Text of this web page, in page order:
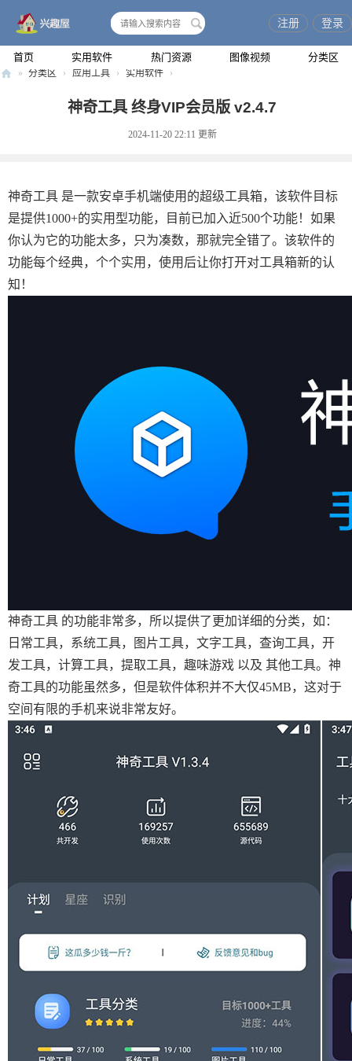
首页 实用软件 热门资源 图像视频 分类区
注册 登录
» 分类区 › 应用工具 › 实用软件 ›
神奇工具 终身VIP会员版 v2.4.7
2024-11-20 22:11 更新
神奇工具 是一款安卓手机端使用的超级工具箱，该软件目标
是提供1000+的实用型功能，目前已加入近500个功能！如果
你认为它的功能太多，只为凑数，那就完全错了。该软件的
功能每个经典，个个实用，使用后让你打开对工具箱新的认
知！
神奇工具 的功能非常多，所以提供了更加详细的分类，如：
日常工具，系统工具，图片工具，文字工具，查询工具，开
发工具，计算工具，提取工具，趣味游戏 以及 其他工具。神
奇工具的功能虽然多，但是软件体积并不大仅45MB，这对于
空间有限的手机来说非常友好。